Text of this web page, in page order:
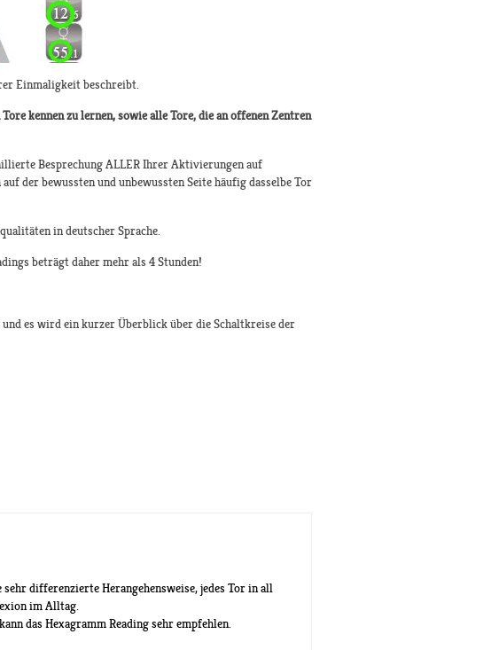
Einmaligkeit beschreibt.
kennen zu lernen, sowie alle Tore, die an offenen Zentren
Besprechung ALLER Ihrer Aktivierungen auf
der bewussten und unbewussten Seite häufig dasselbe Tor
in deutscher Sprache.
beträgt daher mehr als 4 Stunden!
es wird ein kurzer Überblick über die Schaltkreise der
differenzierte Herangehensweise, jedes Tor in all
im Alltag.
das Hexagramm Reading sehr empfehlen.